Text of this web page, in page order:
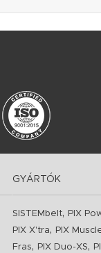
GYÁRTÓK
SISTEMbelt, PIX
PIX X'tra, PIX
Fras, PIX Duo-XS,